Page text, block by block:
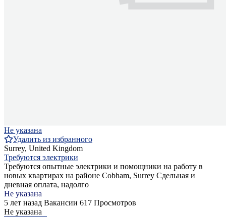
Не указана
Удалить из избранного
Surrey, United Kingdom
Требуются электрики
Требуются опытные электрики и помощники на работу в
новых квартирах на районе Cobham, Surrey Сдельная и
дневная оплата, надолго
Не указана
5 лет назад Вакансии 617 Просмотров
Не указана